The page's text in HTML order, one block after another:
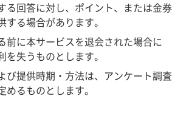
る回答に対し、ポイント、または金券
する場合があります。
前に本サービスを退会された場合に
を失うものとします。
び提供時期・方法は、アンケート調査
めるものとします。